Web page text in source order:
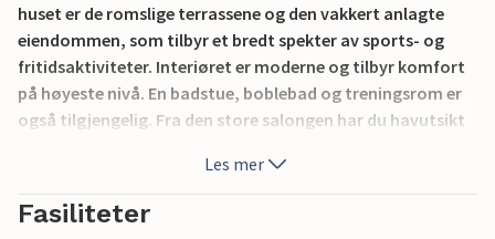
huset er de romslige terrassene og den vakkert anlagte
eiendommen, som tilbyr et bredt spekter av sports- og
fritidsaktiviteter. Interiøret er moderne og tilbyr komfort
på høyeste nivå. En badstue, boblebad og treningsrom er
også tilgjengelig. Fra den store salongen har du havutsikt
tillegg til det større hovedkjøkkenet har huset også to
mindre kjøkken som gir privatliv hvis ønskelig når to eller
flere familier er på ferie i huset. I nærheten ligger Koper og
Les mer
Fasiliteter